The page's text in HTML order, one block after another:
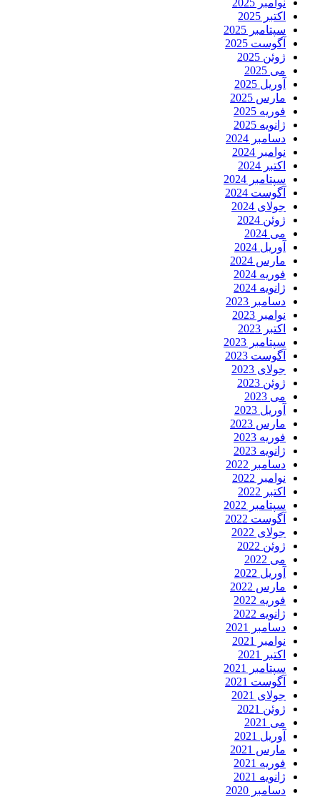
نوامبر 2025
اکتبر 2025
سپتامبر 2025
آگوست 2025
ژوئن 2025
می 2025
آوریل 2025
مارس 2025
فوریه 2025
ژانویه 2025
دسامبر 2024
نوامبر 2024
اکتبر 2024
سپتامبر 2024
آگوست 2024
جولای 2024
ژوئن 2024
می 2024
آوریل 2024
مارس 2024
فوریه 2024
ژانویه 2024
دسامبر 2023
نوامبر 2023
اکتبر 2023
سپتامبر 2023
آگوست 2023
جولای 2023
ژوئن 2023
می 2023
آوریل 2023
مارس 2023
فوریه 2023
ژانویه 2023
دسامبر 2022
نوامبر 2022
اکتبر 2022
سپتامبر 2022
آگوست 2022
جولای 2022
ژوئن 2022
می 2022
آوریل 2022
مارس 2022
فوریه 2022
ژانویه 2022
دسامبر 2021
نوامبر 2021
اکتبر 2021
سپتامبر 2021
آگوست 2021
جولای 2021
ژوئن 2021
می 2021
آوریل 2021
مارس 2021
فوریه 2021
ژانویه 2021
دسامبر 2020